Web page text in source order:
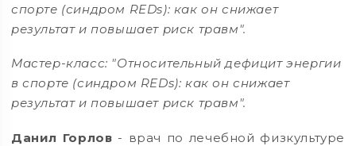
спорте (синдром REDs): как он снижает
результат и повышает риск травм".
Мастер-класс: "Относительный дефицит энергии
в спорте (синдром REDs): как он снижает
результат и повышает риск травм".
Данил Горлов - врач по лечебной физкультуре